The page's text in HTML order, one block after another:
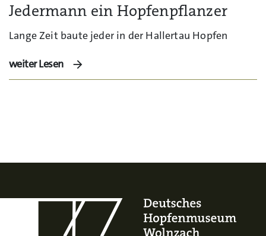
Jedermann ein Hopfenpflanzer
Lange Zeit baute jeder in der Hallertau Hopfen
weiter Lesen